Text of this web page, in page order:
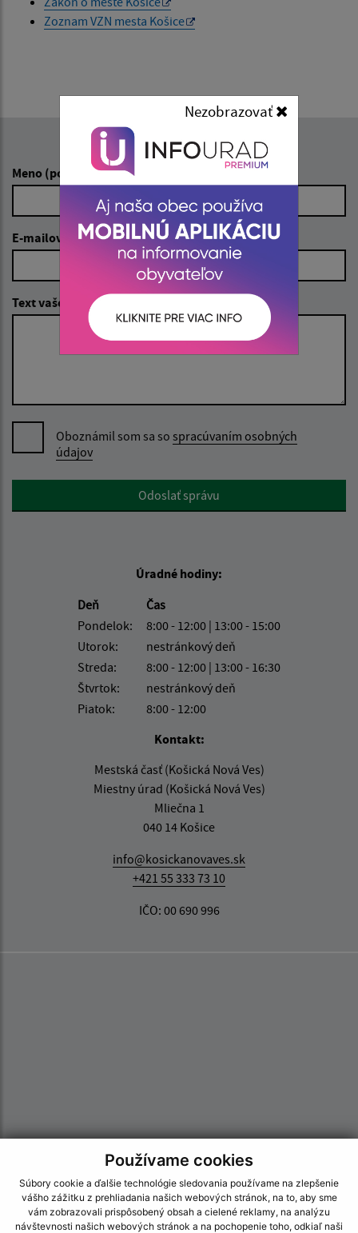
Používame cookies
Súbory cookie a ďalšie technológie sledovania používame na zlepšenie
vášho zážitku z prehliadania našich webových stránok, na to, aby sme
vám zobrazovali prispôsobený obsah a cielené reklamy, na analýzu
návštevnosti našich webových stránok a na pochopenie toho, odkiaľ naši
Zoznam VZN mesta Košice
Napíšte nám:
Meno (povinné)
E-mailová adresa (povinné)
Text vašej správy (povinné)
Oboznámil som sa so spracúvaním osobných
údajov
Google reCaptcha ResponseOdoslať správu
Úradné hodiny:
Deň
Čas
Pondelok:
8:00 - 12:00 | 13:00 - 15:00
Utorok:
nestránkový deň
Streda:
8:00 - 12:00 | 13:00 - 16:30
Štvrtok:
nestránkový deň
Piatok:
8:00 - 12:00
Kontakt:
Mestská časť (Košická Nová Ves)
Miestny úrad (Košická Nová Ves)
Mliečna 1
040 14 Košice
info@kosickanovaves.sk
+421 55 333 73 10
IČO: 00 690 996
Informácie o stránke:
Nezobrazovať